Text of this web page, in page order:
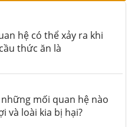
hệ có thể xảy ra khi
thức ăn là
mối quan hệ nào
và loài kia bị hại?